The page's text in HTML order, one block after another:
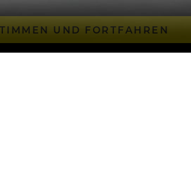
UND FORTFAHREN